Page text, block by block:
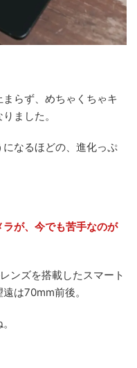
らず、めちゃくちゃキ
ました。
なるほどの、進化っぷ
が、今でも苦手なのが
ンズを搭載したスマート
は70mm前後。